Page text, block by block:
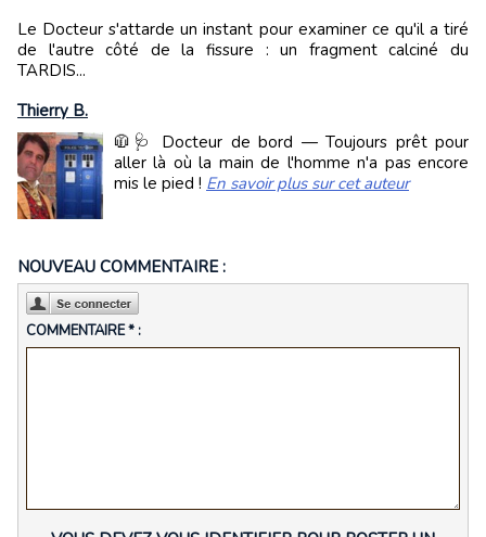
Le Docteur s'attarde un instant pour examiner ce qu'il a tiré
de l'autre côté de la fissure : un fragment calciné du
TARDIS...
Thierry B.
🧥🩺 Docteur de bord — Toujours prêt pour
aller là où la main de l'homme n'a pas encore
mis le pied ! En savoir plus sur cet auteur
NOUVEAU COMMENTAIRE :
COMMENTAIRE * :